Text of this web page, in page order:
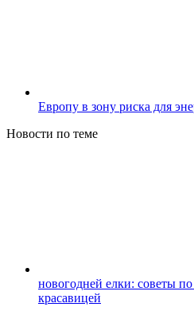
Европу в зону риска для
Новости по теме
новогодней елки: советы
красавицей